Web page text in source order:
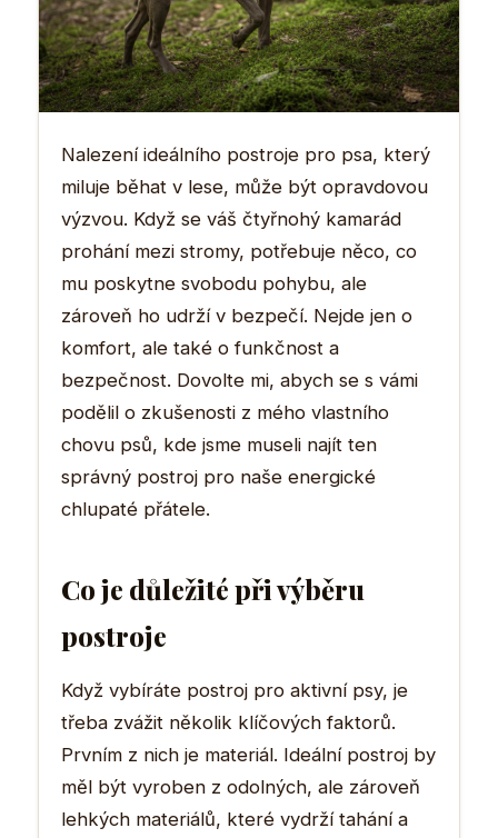
Nalezení ideálního postroje pro psa, který
miluje běhat v lese, může být opravdovou
výzvou. Když se váš čtyřnohý kamarád
prohání mezi stromy, potřebuje něco, co
mu poskytne svobodu pohybu, ale
zároveň ho udrží v bezpečí. Nejde jen o
komfort, ale také o funkčnost a
bezpečnost. Dovolte mi, abych se s vámi
podělil o zkušenosti z mého vlastního
chovu psů, kde jsme museli najít ten
správný postroj pro naše energické
chlupaté přátele.
Co je důležité při výběru
postroje
Když vybíráte postroj pro aktivní psy, je
třeba zvážit několik klíčových faktorů.
Prvním z nich je materiál. Ideální postroj by
měl být vyroben z odolných, ale zároveň
lehkých materiálů, které vydrží tahání a